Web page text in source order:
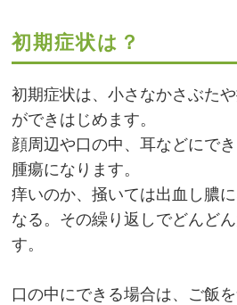
初期症状は？
初期症状は、小さなかさぶた
ができはじめます。
顔周辺や口の中、耳などにで
腫瘍になります。
痒いのか、掻いては出血し膿
なる。その繰り返しでどんど
す。
口の中にできる場合は、ご飯